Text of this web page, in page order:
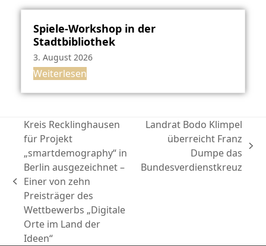
Spiele-Workshop in der
Stadtbibliothek
3. August 2026
Weiterlesen
vorheriger
Beitrag:
Kreis Recklinghausen
für Projekt
„smartdemography“ in
Berlin ausgezeichnet –
Einer von zehn
Preisträger des
Wettbewerbs „Digitale
Orte im Land der
Ideen“
Beitrag:
Landrat Bodo Klimpel
überreicht Franz
Dumpe das
Bundesverdienstkreuz